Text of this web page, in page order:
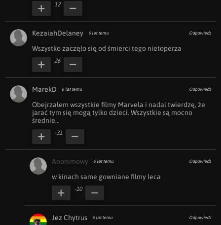
12
KezaiahDelaney 6 lat temu Odpowiedz
Wszystko zaczęło się od śmierci tego nietoperza
26
MarekD 6 lat temu Odpowiedz
Obejrzałem wszystkie filmy Marvela i nadal twierdzę, że
jarać tym się mogą tylko dzieci. Wszystkie są mocno
średnie...
-31
Anonimowy 6 lat temu Odpowiedz
w kinach same gowniane filmy leca
-10
Jez Chytrus 6 lat temu Odpowiedz